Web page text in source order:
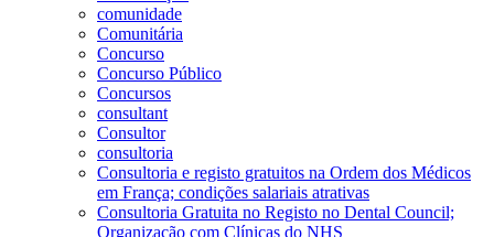
comunidade
Comunitária
Concurso
Concurso Público
Concursos
consultant
Consultor
consultoria
Consultoria e registo gratuitos na Ordem dos Médicos
em França; condições salariais atrativas
Consultoria Gratuita no Registo no Dental Council;
Organização com Clínicas do NHS